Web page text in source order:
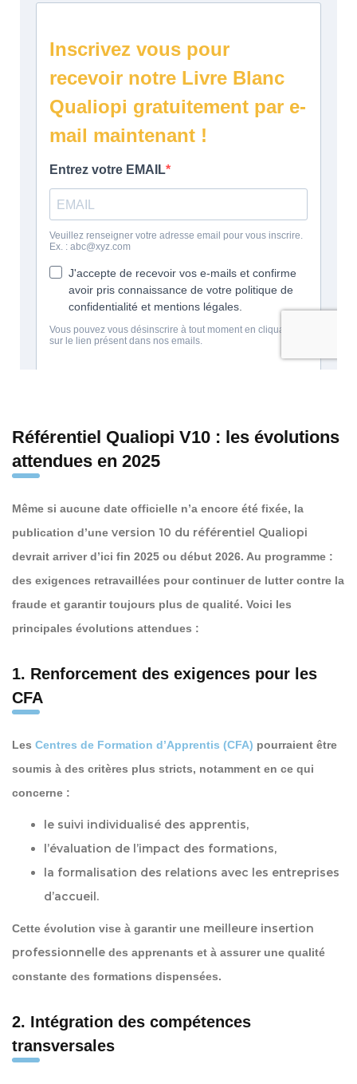
Référentiel Qualiopi V10 : les évolutions
attendues en 2025
Même si aucune date officielle n’a encore été fixée, la
publication d’une version 10 du référentiel Qualiopi
devrait arriver d’ici fin 2025 ou début 2026. Au programme :
des exigences retravaillées pour continuer de lutter contre la
fraude et garantir toujours plus de qualité. Voici les
principales évolutions attendues :
1. Renforcement des exigences pour les
CFA
Les Centres de Formation d’Apprentis (CFA) pourraient être
soumis à des critères plus stricts, notamment en ce qui
concerne :
le suivi individualisé des apprentis,
l’évaluation de l’impact des formations,
la formalisation des relations avec les entreprises
d’accueil.
Cette évolution vise à garantir une meilleure insertion
professionnelle des apprenants et à assurer une qualité
constante des formations dispensées.
2. Intégration des compétences
transversales